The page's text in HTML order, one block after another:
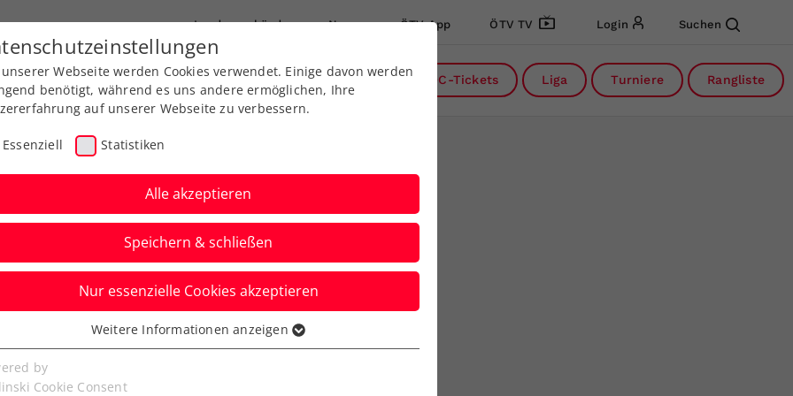
Landesverbände News ÖTV App ÖTV TV Login Suchen
Ausbildung Services Über uns DC-Tickets Liga Turniere Rangliste
Berrettini
zurück
Webseite werden Cookies verwendet. Einige davon werden
benötigt, während es uns andere ermöglichen, Ihre
auf unserer Webseite zu verbessern.
Essenziell Statistiken
Alle akzeptieren
Speichern & schließen
Nur essenzielle Cookies akzeptieren
Cookies werden für grundlegende Funktionen der
benötigt. Dadurch ist gewährleistet, dass die Webseite
Weitere Informationen anzeigen
by
Cookie Consent